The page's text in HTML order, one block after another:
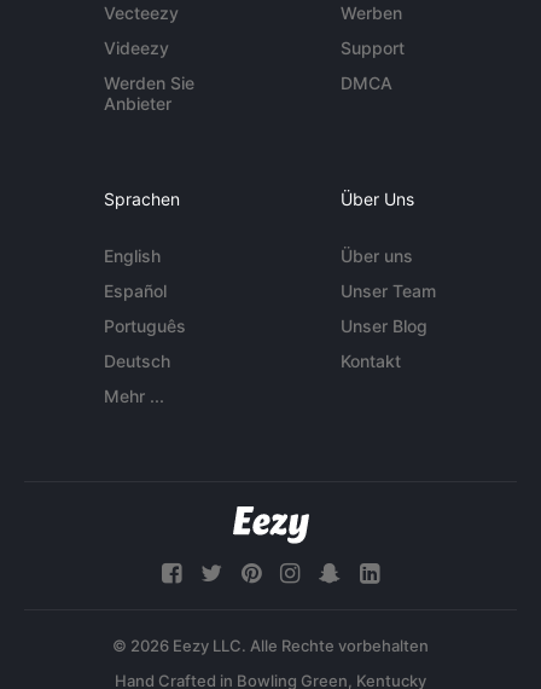
Vecteezy
Videezy
Werden Sie
Anbieter
Werben
Support
DMCA
Sprachen
English
Español
Português
Deutsch
Mehr ...
Über Uns
Über uns
Unser Team
Unser Blog
Kontakt
© 2026 Eezy LLC. Alle Rechte vorbehalten